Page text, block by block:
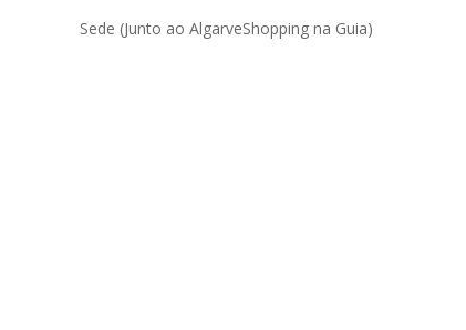
Sede (Junto ao AlgarveShopping na Guia)